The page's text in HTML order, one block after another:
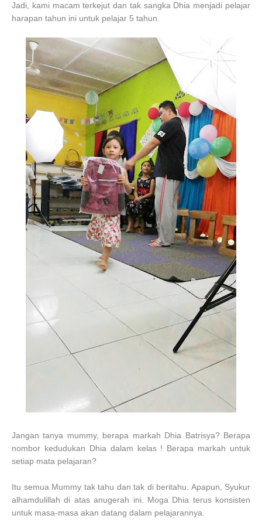
Jadi, kami macam terkejut dan tak sangka Dhia menjadi pelajar
harapan tahun ini untuk pelajar 5 tahun.
Jangan tanya mummy, berapa markah Dhia Batrisya? Berapa
nombor kedudukan Dhia dalam kelas ! Berapa markah untuk
setiap mata pelajaran?
Itu semua Mummy tak tahu dan tak di beritahu. Apapun, Syukur
alhamdulillah di atas anugerah ini. Moga Dhia terus konsisten
untuk masa-masa akan datang dalam pelajarannya.